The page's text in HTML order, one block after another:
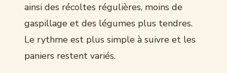
ainsi des récoltes régulières, moins de
gaspillage et des légumes plus tendres.
Le rythme est plus simple à suivre et les
paniers restent variés.